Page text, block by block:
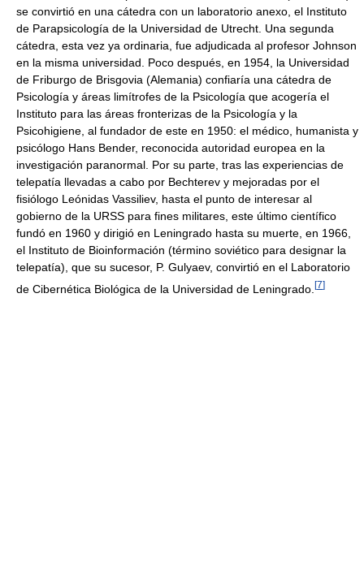
se convirtió en una cátedra con un laboratorio anexo, el Instituto
de Parapsicología de la Universidad de Utrecht. Una segunda
cátedra, esta vez ya ordinaria, fue adjudicada al profesor Johnson
en la misma universidad. Poco después, en 1954, la Universidad
de Friburgo de Brisgovia (Alemania) confiaría una cátedra de
Psicología y áreas limítrofes de la Psicología que acogería el
Instituto para las áreas fronterizas de la Psicología y la
Psicohigiene, al fundador de este en 1950: el médico, humanista y
psicólogo Hans Bender, reconocida autoridad europea en la
investigación paranormal. Por su parte, tras las experiencias de
telepatía llevadas a cabo por Bechterev y mejoradas por el
fisiólogo Leónidas Vassiliev, hasta el punto de interesar al
gobierno de la URSS para fines militares, este último científico
fundó en 1960 y dirigió en Leningrado hasta su muerte, en 1966,
el Instituto de Bioinformación (término soviético para designar la
telepatía), que su sucesor, P. Gulyaev, convirtió en el Laboratorio
de Cibernética Biológica de la Universidad de Leningrado. [7]